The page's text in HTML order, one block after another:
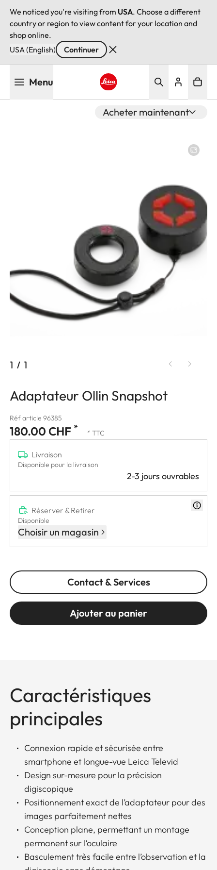
We noticed you're visiting from USA. Choose a different
country or region to view content for your location and
shop online.
USA (English)
Continuer
Menu
Acheter maintenant
1 / 1
Adaptateur Ollin Snapshot
Réf article 96385
180.00 CHF * * TTC
Livraison
Disponible pour la livraison
2-3 jours ouvrables
Réserver & Retirer
Disponible
Choisir un magasin
Contact & Services
Ajouter au panier
Caractéristiques
principales
Connexion rapide et sécurisée entre
smartphone et longue-vue Leica Televid
Design sur-mesure pour la précision
digiscopique
Positionnement exact de l’adaptateur pour des
images parfaitement nettes
Conception plane, permettant un montage
permanent sur l‘oculaire
Basculement très facile entre l’observation et la